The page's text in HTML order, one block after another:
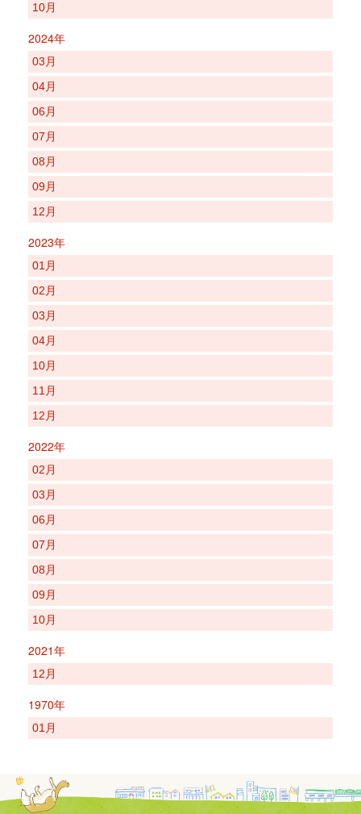
10月
2024年
03月
04月
06月
07月
08月
09月
12月
2023年
01月
02月
03月
04月
10月
11月
12月
2022年
02月
03月
06月
07月
08月
09月
10月
2021年
12月
1970年
01月